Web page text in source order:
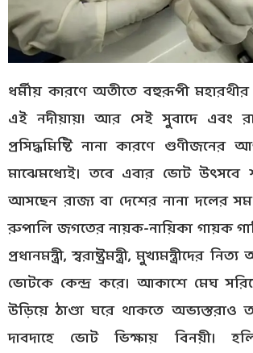
ধর্মীয় কারণে অতীতে বহুরূপী
এই নদীয়ায়! আর সেই সুবাদে এবং
প্রসিদ্ধমিষ্টি নানা কারণে
মাঝেমধ্যেই। তবে এবার ভোট উৎসবে
আসছেন রাজ্য বা দেশের নানা দলের
রুপালি জগতের নায়ক-নায়িকা গায়ক
প্রধানমন্ত্রী, স্বরাষ্ট্রমন্ত্রী, মুখ্যমন্ত্রীদের
ভোটকে কেন্দ্র করে। আকাশে মেঘ
উড়িয়ে ঠাণ্ডা ঘরে থাকতে অভ্যস্তরাও
দাবদাহে ভোট ভিক্ষায় বিনয়ী।